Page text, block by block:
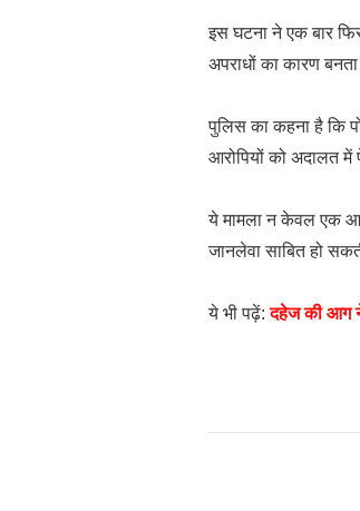
इस घटना ने एक बार
अपराधों का कारण
पुलिस का कहना है कि
आरोपियों को अदालत में
ये मामला न केवल एक
जानलेवा साबित हो
ये भी पढ़ें: दहेज की आग